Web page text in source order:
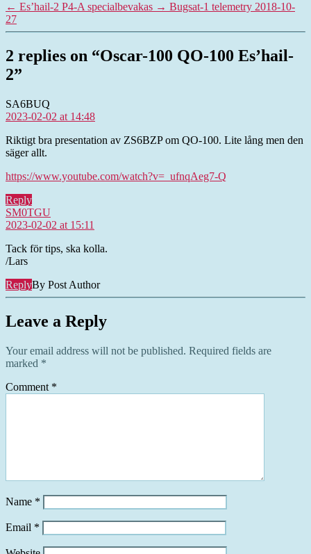
← Es’hail-2 P4-A specialbevakas → Bugsat-1 telemetry 2018-10-
27
2 replies on “Oscar-100 QO-100 Es’hail-
2”
SA6BUQ
2023-02-02 at 14:48
Riktigt bra presentation av ZS6BZP om QO-100. Lite lång men den
säger allt.
https://www.youtube.com/watch?v=_ufnqAeg7-Q
Reply
SM0TGU
2023-02-02 at 15:11
Tack för tips, ska kolla.
/Lars
ReplyBy Post Author
Leave a Reply
Your email address will not be published. Required fields are
marked *
Comment *
Name *
Email *